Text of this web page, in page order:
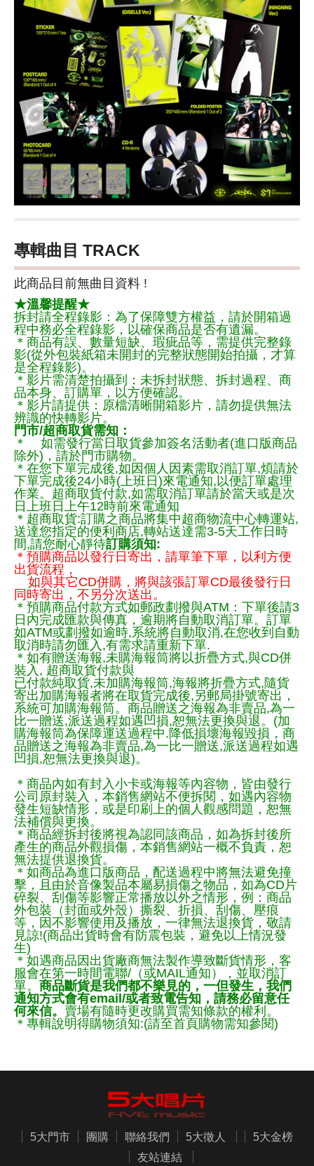
專輯曲目 TRACK
此商品目前無曲目資料 !
★溫馨提醒★
拆封請全程錄影：為了保障雙方權益，請於開箱過
程中務必全程錄影，以確保商品是否有遺漏。
＊商品有誤、數量短缺、瑕疵品等，需提供完整錄
影(從外包裝紙箱未開封的完整狀態開始拍攝，才算
是全程錄影)。
＊影片需清楚拍攝到：未拆封狀態、拆封過程、商
品本身、訂購單，以方便確認。
＊影片請提供：原檔清晰開箱影片，請勿提供無法
辨識的快轉影片。
門市/超商取貨需知：
＊ 如需發行當日取貨參加簽名活動者(進口版商品
除外)，請於門市購物。
＊在您下單完成後,如因個人因素需取消訂單,煩請於
下單完成後24小時(上班日)來電通知,以便訂單處理
作業。超商取貨付款,如需取消訂單請於當天或是次
日上班日上午12時前來電通知
＊超商取貨:訂購之商品將集中超商物流中心轉運站,
送達您指定的便利商店,轉站送達需3-5天工作日時
間,請您耐心靜待訂購須知:
＊預購商品以發行日寄出，請單筆下單，以利方便
出貨流程，
如與其它CD併購，將與該張訂單CD最後發行日
同時寄出，不另分次送出。
＊預購商品付款方式如郵政劃撥與ATM：下單後請3
日內完成匯款與傳真，逾期將自動取消訂單。訂單
如ATM或劃撥如逾時,系統將自動取消,在您收到自動
取消時請勿匯入,有需求請重新下單.
＊如有贈送海報,未購海報筒將以折疊方式,與CD併
裝入, 超商取貨付款與
已付款純取貨,未加購海報筒,海報將折疊方式,隨貨
寄出加購海報者將在取貨完成後,另郵局掛號寄出，
系統可加購海報筒。商品贈送之海報為非賣品,為一
比一贈送,派送過程如遇凹損,恕無法更換與退。(加
購海報筒為保障運送過程中.降低損壞海報毀損，商
品贈送之海報為非賣品,為一比一贈送,派送過程如遇
凹損,恕無法更換與退)。
＊商品內如有封入小卡或海報等內容物，皆由發行
公司原封裝入，本銷售網站不便拆閱，如遇內容物
發生短缺情形，或是印刷上的個人觀感問題，恕無
法補償與更換。
＊商品經拆封後將視為認同該商品，如為拆封後所
產生的商品外觀損傷，本銷售網站一概不負責，恕
無法提供退換貨。
＊如商品為進口版商品，配送過程中將無法避免撞
擊，且由於音像製品本屬易損傷之物品，如為CD片
碎裂、刮傷等影響正常播放以外之情形，例：商品
外包裝（封面或外殼）撕裂、折損、刮傷、壓痕
等，因不影響使用及播放，一律無法退換貨，敬請
見諒!(商品出貨時會有防震包裝，避免以上情況發
生)
＊如遇商品因出貨廠商無法製作導致斷貨情形，客
服會在第一時間電聯/（或MAIL通知），並取消訂
單。 商品斷貨是我們都不樂見的，一但發生，我們
通知方式會有email/或者致電告知，請務必留意任
何來信。 賣場有隨時更改購買需知條款的權利。
＊專輯說明得購物須知:(請至首頁購物需知參閱)
5大門市 團購 聯絡我們 5大徵人
5大金榜
友站連結